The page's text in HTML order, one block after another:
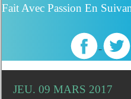
Fait Avec Passion En
JEU. 09 MARS 2017